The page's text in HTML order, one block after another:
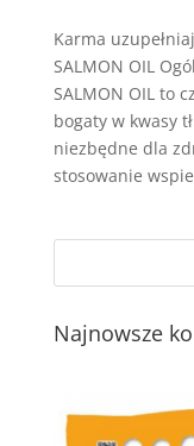
Karma
SALMON OIL
SALMON OIL to
bogaty w kwasy
niezbędne dla
stosowanie
Najnowsze